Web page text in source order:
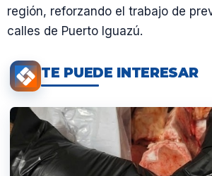
región, reforzando el trabajo de
calles de Puerto Iguazú.
TE PUEDE INTERESAR